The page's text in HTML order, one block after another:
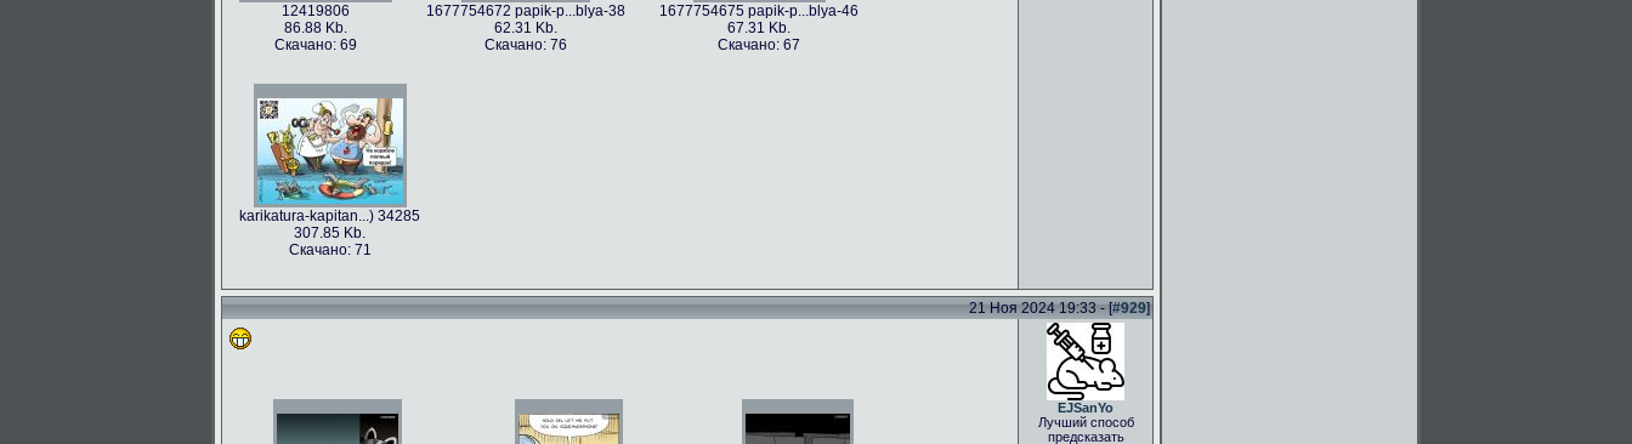
12419806
86.88 Kb.
Скачано: 69
1677754672 papik-p...blya-38
62.31 Kb.
Скачано: 76
1677754675 papik-p...blya-46
67.31 Kb.
Скачано: 67
karikatura-kapitan...) 34285
307.85 Kb.
Скачано: 71
21 Ноя 2024 19:33 - [#929]
EJSanYo
Лучший способ
предсказать